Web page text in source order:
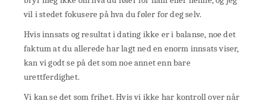
vil i stedet fokusere på hva du føler for deg selv.
Hvis innsats og resultat i dating ikke er i balanse, noe det
faktum at du allerede har lagt ned en enorm innsats viser,
kan vi godt se på det som noe annet enn bare
urettferdighet.
Vi kan se det som frihet. Hvis vi ikke har kontroll over når